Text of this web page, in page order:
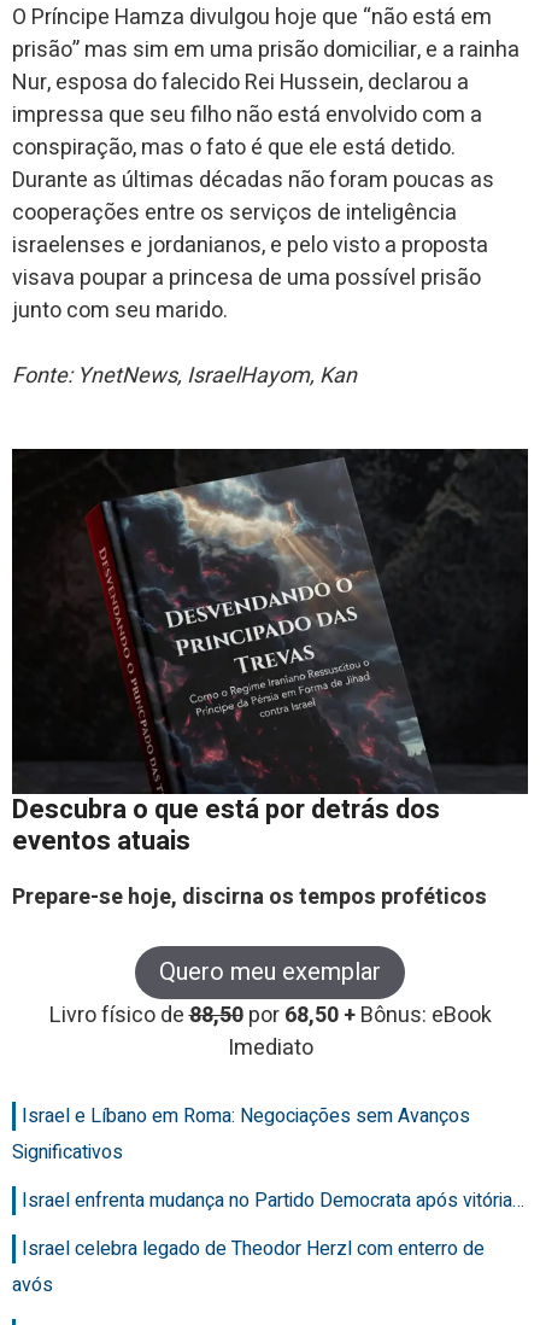
O Príncipe Hamza divulgou hoje que “não está em
prisão” mas sim em uma prisão domiciliar, e a rainha
Nur, esposa do falecido Rei Hussein, declarou a
impressa que seu filho não está envolvido com a
conspiração, mas o fato é que ele está detido.
Durante as últimas décadas não foram poucas as
cooperações entre os serviços de inteligência
israelenses e jordanianos, e pelo visto a proposta
visava poupar a princesa de uma possível prisão
junto com seu marido.
Fonte: YnetNews, IsraelHayom, Kan
Descubra o que está por detrás dos
eventos atuais
Prepare-se hoje, discirna os tempos proféticos
Quero meu exemplar
Livro físico de88,50 por68,50 +Bônus: eBook
Imediato
Israel e Líbano em Roma: Negociações sem Avanços
Significativos
Israel enfrenta mudança no Partido Democrata após vitória…
Israel celebra legado de Theodor Herzl com enterro de
avós